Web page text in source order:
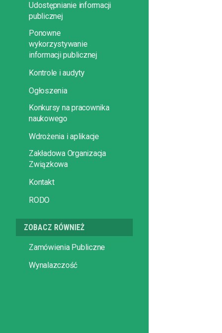
Udostępnianie informacji
publicznej
Ponowne
wykorzystywanie
informacji publicznej
Kontrole i audyty
Ogłoszenia
Konkursy na pracownika
naukowego
Wdrożenia i aplikacje
Zakładowa Organizacja
Związkowa
Kontakt
RODO
ZOBACZ RÓWNIEŻ
Zamówienia Publiczne
Wynalazczość